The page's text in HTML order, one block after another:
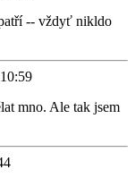
-- vždyť nikldo
mno. Ale tak jsem